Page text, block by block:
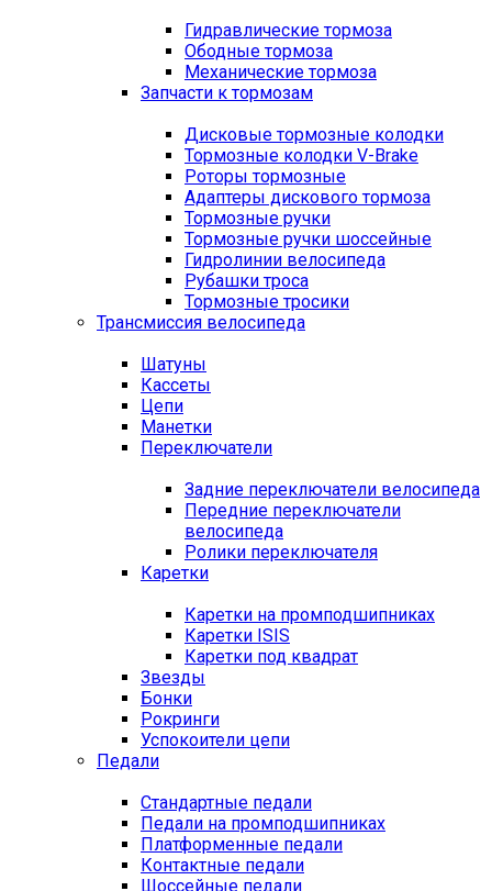
Гидравлические тормоза
Ободные тормоза
Механические тормоза
Запчасти к тормозам
Дисковые тормозные колодки
Тормозные колодки V-Brake
Роторы тормозные
Адаптеры дискового тормоза
Тормозные ручки
Тормозные ручки шоссейные
Гидролинии велосипеда
Рубашки троса
Тормозные тросики
Трансмиссия велосипеда
Шатуны
Кассеты
Цепи
Манетки
Переключатели
Задние переключатели велосипеда
Передние переключатели
велосипеда
Ролики переключателя
Каретки
Каретки на промподшипниках
Каретки ISIS
Каретки под квадрат
Звезды
Бонки
Рокринги
Успокоители цепи
Педали
Стандартные педали
Педали на промподшипниках
Платформенные педали
Контактные педали
Шоссейные педали